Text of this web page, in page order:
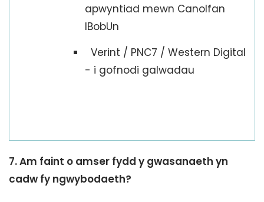
apwyntiad mewn Canolfan
IBobUn
Verint / PNC7 / Western Digital
- i gofnodi galwadau
7. Am faint o amser fydd y gwasanaeth yn
cadw fy ngwybodaeth?